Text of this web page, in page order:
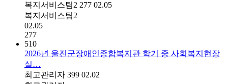
복지서비스팀2 277 02.05
복지서비스팀2
02.05
277
510
2026년 울진군장애인종합복지관 학기 중 사회복지현장
실…
최고관리자 399 02.02